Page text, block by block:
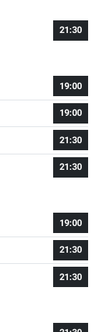
21:30
19:00
19:00
21:30
21:30
19:00
21:30
21:30